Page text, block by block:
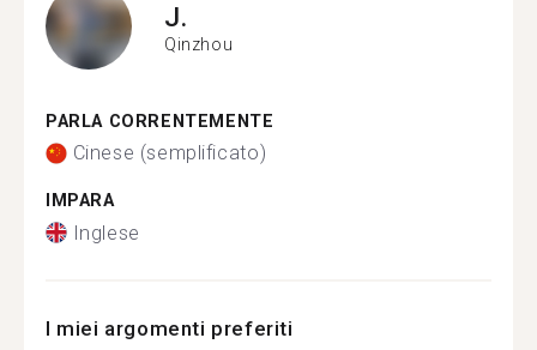
J.
Qinzhou
PARLA CORRENTEMENTE
Cinese (semplificato)
IMPARA
Inglese
I miei argomenti preferiti